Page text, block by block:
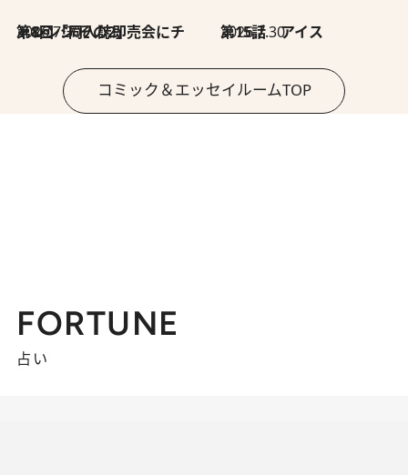
2026.7.30
第8回「同人誌即売会にチャレンジ その2」 2026.7.30
第15話 アイス
コミック＆エッセイルームTOP
FORTUNE
占い